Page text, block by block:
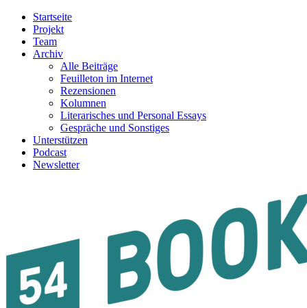
Startseite
Projekt
Team
Archiv
Alle Beiträge
Feuilleton im Internet
Rezensionen
Kolumnen
Literarisches und Personal Essays
Gespräche und Sonstiges
Unterstützen
Podcast
Newsletter